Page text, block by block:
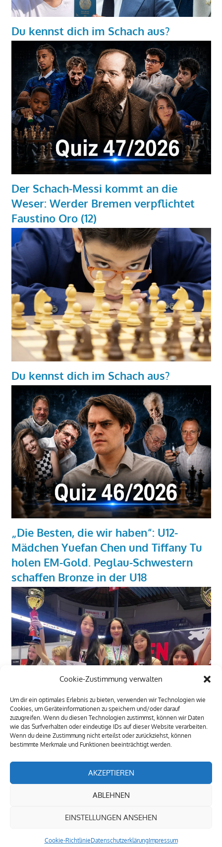
Cookie-Zustimmung verwalten
Um dir ein optimales Erlebnis zu bieten, verwenden wir Technologien wie
Cookies, um Geräteinformationen zu speichern und/oder darauf
zuzugreifen. Wenn du diesen Technologien zustimmst, können wir Daten
wie das Surfverhalten oder eindeutige IDs auf dieser Website verarbeiten.
Wenn du deine Zustimmung nicht erteilst oder zurückziehst, können
bestimmte Merkmale und Funktionen beeinträchtigt werden.
AKZEPTIEREN
ABLEHNEN
EINSTELLUNGEN ANSEHEN
Cookie-RichtlinieDatenschutzerklärungImpressum
Du kennst dich im Schach aus?
Der Schach-Messi kommt an die
Weser: Werder Bremen verpflichtet
Faustino Oro (12)
Du kennst dich im Schach aus?
„Die Besten, die wir haben“: U12-
Mädchen Yuefan Chen und Tiffany Tu
holen EM-Gold. Peglau-Schwestern
schaffen Bronze in der U18
TRAINIGSLOKAL
Bienengarten 11,
WordPress Theme: Gambit von ThemeZee.